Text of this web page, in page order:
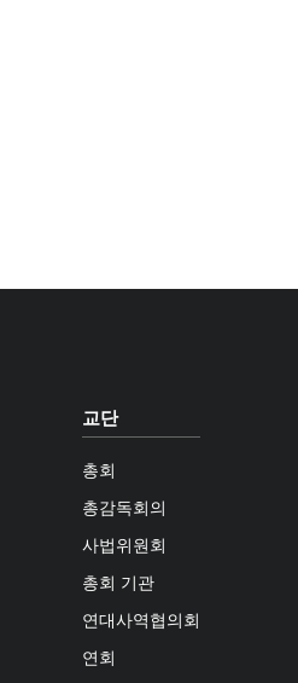
교단
총회
총감독회의
사법위원회
총회 기관
연대사역협의회
연회